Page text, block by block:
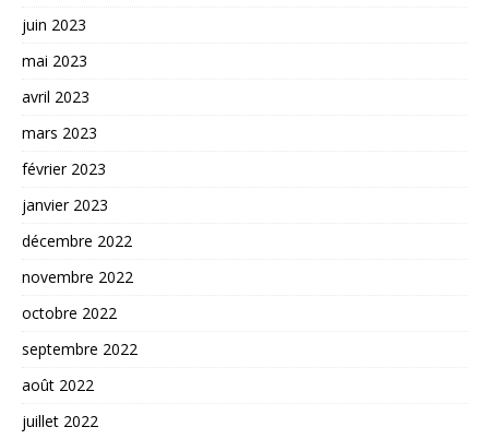
juin 2023
mai 2023
avril 2023
mars 2023
février 2023
janvier 2023
décembre 2022
novembre 2022
octobre 2022
septembre 2022
août 2022
juillet 2022